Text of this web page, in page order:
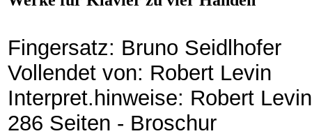
Fingersatz: Bruno Seidlhofer
Vollendet von: Robert Levin
Interpret.hinweise: Robert Levin
286 Seiten - Broschur